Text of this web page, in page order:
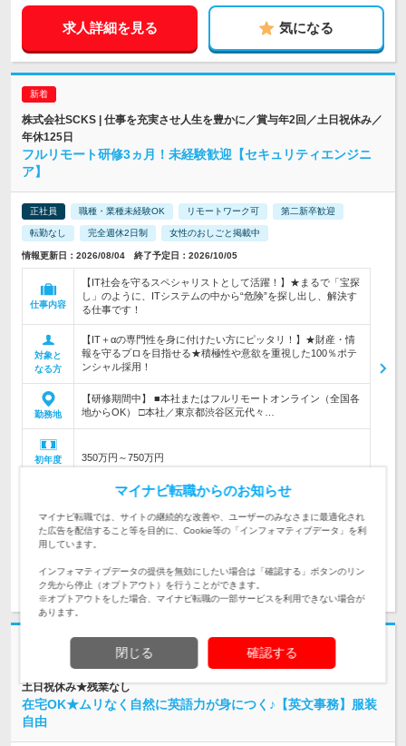
求人詳細を見る 気になる
株式会社SCKS | 仕事を充実させ人生を豊かに／賞与年2回／土日祝休み／
年休125日
フルリモート研修3ヵ月！未経験歓迎【セキュリティエンジニ
ア】
正社員 職種・業種未経験OK リモートワーク可 第二新卒歓迎
転勤なし 完全週休2日制 女性のおしごと掲載中
情報更新日：2026/08/04 終了予定日：2026/10/05
仕事内容
【IT社会を守るスペシャリストとして活躍！】★まるで「宝探
し」のように、ITシステムの中から“危険”を探し出し、解決す
る仕事です！
対象と
なる方
【IT＋αの専門性を身に付けたい方にピッタリ！】★財産・情
報を守るプロを目指せる★積極性や意欲を重視した100％ポテ
ンシャル採用！
勤務地
【研修期間中】 ■本社またはフルリモートオンライン（全国各
地からOK） □本社／東京都渋谷区元代々…
初年度
350万円～750万円
給与
※経験・スキルなどを考慮し決定します。 …
求人詳細を見る 気になる
志望動機・自己PR不要
株式会社スタッフサービス | ＜20代女性活躍中＞髪型自由★ネイルOK★
土日祝休み★残業なし
在宅OK★ムリなく自然に英語力が身につく♪【英文事務】服装
自由
マイナビ転職からのお知らせ
マイナビ転職では、サイトの継続的な改善や、ユーザーのみなさまに最適化され
た広告を配信すること等を目的に、Cookie等の「インフォマティブデータ」を利
用しています。
インフォマティブデータの提供を無効にしたい場合は「確認する」ボタンのリン
ク先から停止（オプトアウト）を行うことができます。
※オプトアウトをした場合、マイナビ転職の一部サービスを利用できない場合が
あります。
閉じる 確認する